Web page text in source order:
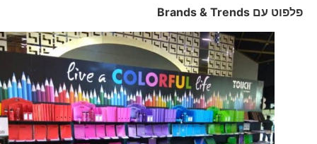
פלפוט עםBrands & Trends